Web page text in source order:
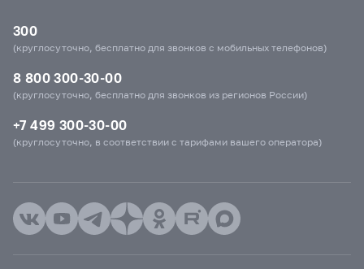
300
(круглосуточно, бесплатно для звонков с мобильных телефонов)
8 800 300-30-00
(круглосуточно, бесплатно для звонков из регионов России)
+7 499 300-30-00
(круглосуточно, в соответствии с тарифами вашего оператора)